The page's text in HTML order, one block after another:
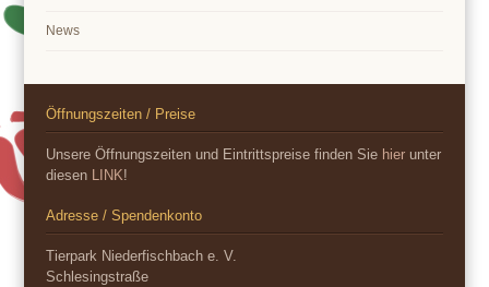
News
Öffnungszeiten / Preise
Unsere Öffnungszeiten und Eintrittspreise finden Sie hier unter
diesen LINK!
Adresse / Spendenkonto
Tierpark Niederfischbach e. V.
Schlesingstraße